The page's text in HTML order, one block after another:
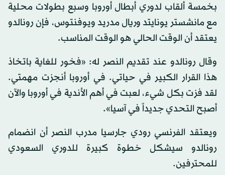
بخمسة ألقاب لدوري أبطال أوروبا وسبع بطولات محلية
مع مانشستر يونايتد وريال مدريد ويوفنتوس، فإن رونالدو
يعتقد أن الوقت الحالي هو الوقت المناسب.
وقال رونالدو عند تقديم النصر له: «فخور للغاية باتخاذ
هذا القرار الكبير في حياتي. في أوروبا أنجزت مهمتي.
لقد فزت بكل شيء، لعبت في أهم الأندية في أوروبا والآن
أصبح التحدي جديداً في آسيا».
ويعتقد الفرنسي رودي جارسيا مدرب النصر أن انضمام
رونالدو سيشكل خطوة كبيرة للدوري السعودي
للمحترفين.